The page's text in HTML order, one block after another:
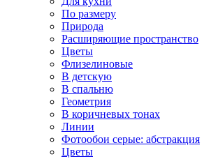
По размеру
Природа
Расширяющие пространство
Цветы
Флизелиновые
В детскую
В спальню
Геометрия
В коричневых тонах
Линии
Фотообои серые: абстракция
Цветы